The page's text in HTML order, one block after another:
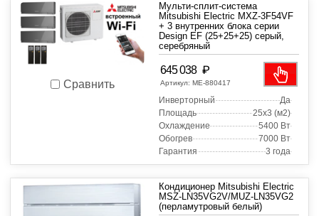
Сравнить
Мульти-сплит-система
Mitsubishi Electric MXZ-3F54VF
+ 3 внутренних блока серии
Design EF (25+25+25) серый,
серебряный
645 038 ₽
Артикул: МЕ-880417
Инверторный
Да
Площадь
25x3 (м2)
Охлаждение
5400 Вт
Обогрев
7000 Вт
Гарантия
3 года
Кондиционер Mitsubishi Electric
MSZ-LN35VG2V/MUZ-LN35VG2
(перламутровый белый)